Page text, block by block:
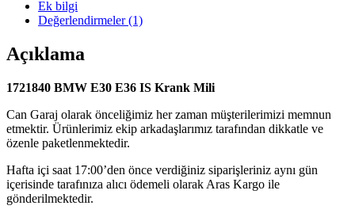
Ek bilgi
Değerlendirmeler (1)
Açıklama
1721840 BMW E30 E36 IS Krank Mili
Can Garaj olarak önceliğimiz her zaman müşterilerimizi memnun
etmektir. Ürünlerimiz ekip arkadaşlarımız tarafından dikkatle ve
özenle paketlenmektedir.
Hafta içi saat 17:00’den önce verdiğiniz siparişleriniz aynı gün
içerisinde tarafınıza alıcı ödemeli olarak Aras Kargo ile
gönderilmektedir.